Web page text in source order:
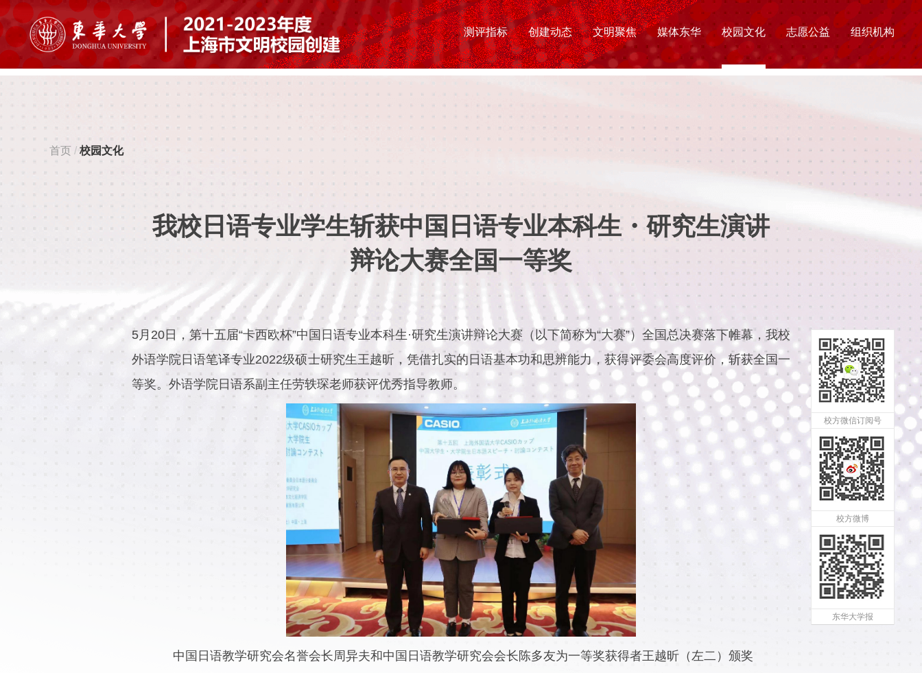
测评指标 创建动态 文明聚焦 媒体东华 校园文化 志愿公益 组织机构
首页 / 校园文化
我校日语专业学生斩获中国日语专业本科生・研究生演讲
辩论大赛全国一等奖
5月20日，第十五届“卡西欧杯”中国日语专业本科生·研究生演讲辩论大赛（以下简称为“大赛”）全国总决赛落下帷幕，我校
外语学院日语笔译专业2022级硕士研究生王越昕，凭借扎实的日语基本功和思辨能力，获得评委会高度评价，斩获全国一
等奖。外语学院日语系副主任劳轶琛老师获评优秀指导教师。
中国日语教学研究会名誉会长周异夫和中国日语教学研究会会长陈多友为一等奖获得者王越昕（左二）颁奖
校方微信订阅号
校方微博
东华大学报